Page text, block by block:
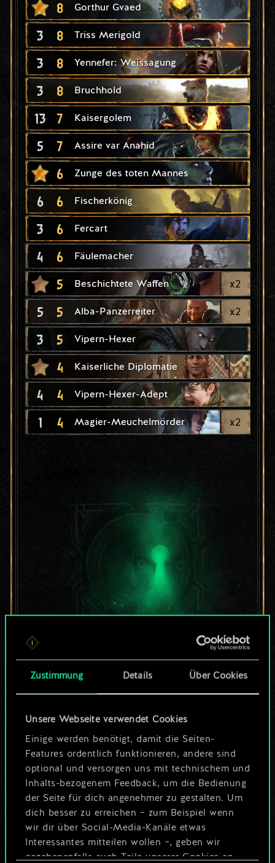
Zustimmung Details Über Cookies
Unsere Webseite verwendet Cookies
Einige werden benötigt, damit die Seiten-
Features ordentlich funktionieren, andere sind
optional und versorgen uns mit technischem und
Inhalts-bezogenem Feedback, um die Bedienung
der Seite für dich angenehmer zu gestalten. Um
dich besser zu erreichen – zum Beispiel wenn
wir dir über Social-Media-Kanäle etwas
Interessantes mitteilen wollen –, geben wir
gegebenenfalls auch Teile unserer Cookies an
8 Gorthur Gvaed
3 8 Triss Merigold
3 8 Yennefer: Weissagung
3 8 Bruchhold
13 7 Kaisergolem
5 7 Assire var Anahid
6 Zunge des toten Mannes
6 6 Fischerkönig
3 6 Fercart
4 6 Fäulemacher
5 Beschichtete Waffen x2
5 5 Alba-Panzerreiter x2
3 5 Vipern-Hexer
4 Kaiserliche Diplomatie
4 4 Vipern-Hexer-Adept
1 4 Magier-Meuchelmörder x2
Bis jetzt ist dies nur
ein geteilter Satz
Karten.
Wo es doch so viel
mehr sein kann!
Deck benennen und Leitfaden
erstellen